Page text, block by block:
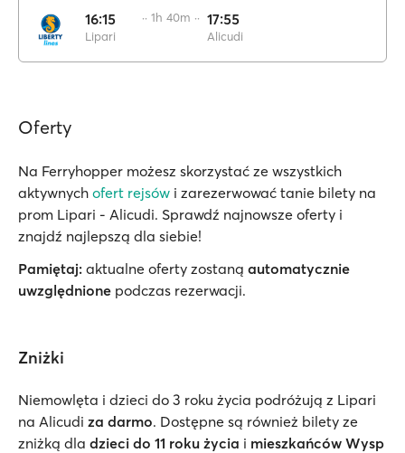
16:15
Lipari
·· 1h 40m ·· 17:55
Alicudi
Oferty
Na Ferryhopper możesz skorzystać ze wszystkich
aktywnych ofert rejsów i zarezerwować tanie bilety na
prom Lipari - Alicudi. Sprawdź najnowsze oferty i
znajdź najlepszą dla siebie!
Pamiętaj: aktualne oferty zostaną automatycznie
uwzględnione podczas rezerwacji.
Zniżki
Niemowlęta i dzieci do 3 roku życia podróżują z Lipari
na Alicudi za darmo. Dostępne są również bilety ze
zniżką dla dzieci do 11 roku życia i mieszkańców Wysp